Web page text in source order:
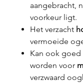
aangebracht,
voorkeur ligt.
Het verzacht
vermoeide
Kan ook
worden voor
verzwaard